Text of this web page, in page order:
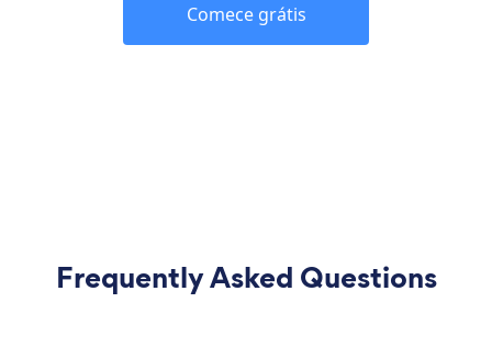
Comece grátis
Frequently Asked Questions